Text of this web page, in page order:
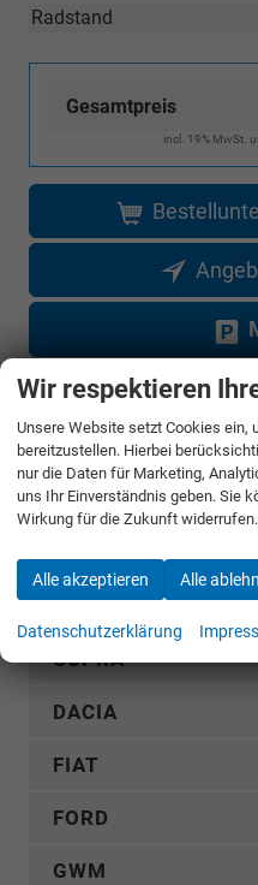
Radstand
Gesamtpreis
incl. 19% MwSt.
Fahrzeugnr.
Rückruf anfordern
AUDI
CUPRA
DACIA
FIAT
FORD
GWM
Wir respektieren
Unsere Website setzt Cookies ein,
bereitzustellen. Hierbei
nur die Daten für Marketing,
uns Ihr Einverständnis geben. Sie
Wirkung für die Zukunft widerrufen.
Alle akzeptieren Alle
Datenschutzerklärung